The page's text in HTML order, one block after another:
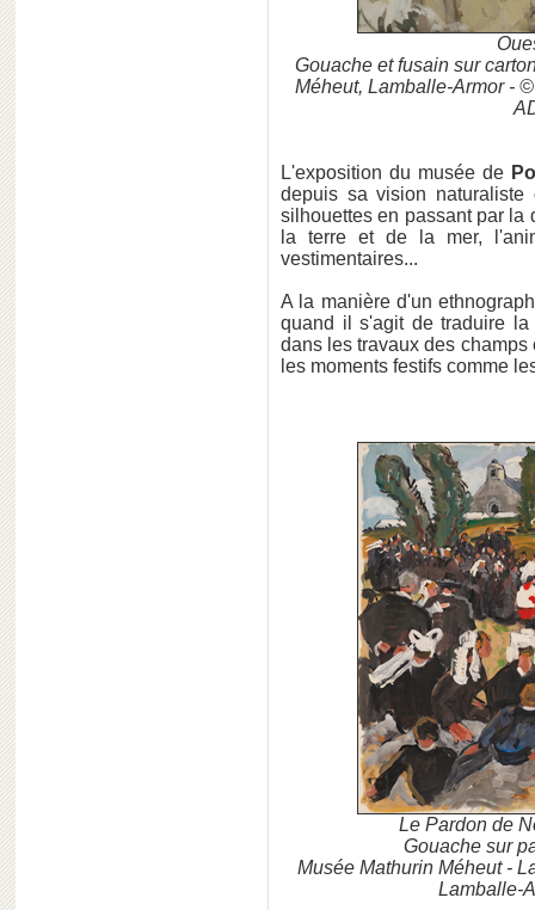
Gouache et fusain sur
Méheut, Lamballe-Armor -
L'exposition du musée de
depuis sa vision
silhouettes en passant par la
la terre et de la mer,
vestimentaires...
A la manière d'un
quand il s'agit de traduire
dans les travaux des
les moments festifs comme
Le Pardon de
Gouache sur
Musée Mathurin Méheut -
Lamballe-